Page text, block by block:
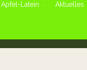
Apfel-Latein Aktuelles